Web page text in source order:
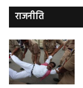
राजनीति